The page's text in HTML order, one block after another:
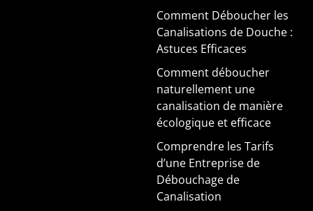
Comment Déboucher les
Canalisations de Douche :
Astuces Efficaces
Comment déboucher
naturellement une
canalisation de manière
écologique et efficace
Comprendre les Tarifs
d’une Entreprise de
Débouchage de
Canalisation